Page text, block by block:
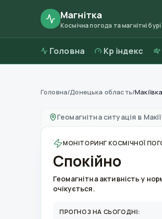
Магнітка
Космічна погода та магнітні бурі
Головна Kp індекс
Магнітні бурі вМакіївці—
Головна/Донецька область/Макіївка
Геомагнітна ситуація в
МОНІТОРИНГ КОСМІЧНОЇ
Спокійно
Геомагнітна активність у
очікується.
ПРОГНОЗ НА СЬОГОДНІ: